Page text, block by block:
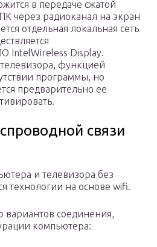
в передаче сжатой
через радиоканал на экран
отдельная локальная сеть
IntelWireless Display.
функцией
программы, но
предварительно ее
связи
и телевизора без
технологии на основе wifi.
вариантов соединения,
компьютера: